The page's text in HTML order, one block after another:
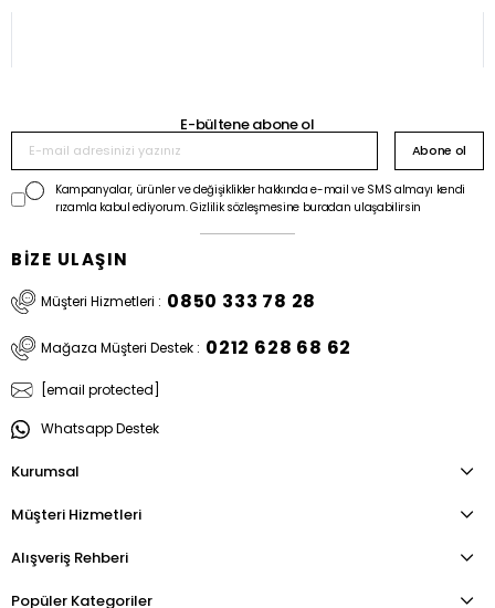
E-bültene abone ol
Abone ol
Kampanyalar, ürünler ve değişiklikler hakkında e-mail ve SMS almayı kendi
rızamla kabul ediyorum. Gizlilik sözleşmesine buradan ulaşabilirsin
BİZE ULAŞIN
Müşteri Hizmetleri : 0850 333 78 28
Mağaza Müşteri Destek : 0212 628 68 62
[email protected]
Whatsapp Destek
Kurumsal
Müşteri Hizmetleri
Alışveriş Rehberi
Popüler Kategoriler